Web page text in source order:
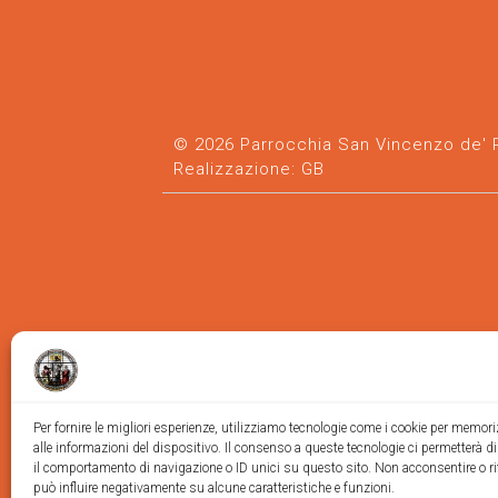
Per fornire le migliori esperienze, utilizziamo tecnologie come i cookie per
alle informazioni del dispositivo. Il consenso a queste tecnologie ci permetterà
il comportamento di navigazione o ID unici su questo sito. Non acconsentire o
può influire negativamente su alcune caratteristiche e funzioni.
© 2026 Parrocchia San Vincenzo de'
Realizzazione: GB